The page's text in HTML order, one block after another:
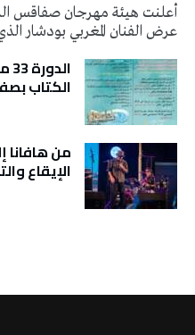
أعلنت هيئة مهرجان صفاقس
عرض الفنان المغربي بودشار
الكتاب بصفاقس
من
الإيقاع